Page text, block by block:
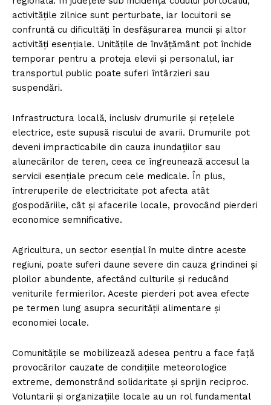
activitățile zilnice sunt perturbate, iar locuitorii se
confruntă cu dificultăți în desfășurarea muncii și altor
activități esențiale. Unitățile de învățământ pot închide
temporar pentru a proteja elevii și personalul, iar
transportul public poate suferi întârzieri sau
suspendări.
Infrastructura locală, inclusiv drumurile și rețelele
electrice, este supusă riscului de avarii. Drumurile pot
deveni impracticabile din cauza inundațiilor sau
alunecărilor de teren, ceea ce îngreunează accesul la
servicii esențiale precum cele medicale. În plus,
întreruperile de electricitate pot afecta atât
gospodăriile, cât și afacerile locale, provocând pierderi
economice semnificative.
Agricultura, un sector esențial în multe dintre aceste
regiuni, poate suferi daune severe din cauza grindinei și
ploilor abundente, afectând culturile și reducând
veniturile fermierilor. Aceste pierderi pot avea efecte
pe termen lung asupra securității alimentare și
economiei locale.
Comunitățile se mobilizează adesea pentru a face față
provocărilor cauzate de condițiile meteorologice
extreme, demonstrând solidaritate și sprijin reciproc.
Voluntarii și organizațiile locale au un rol fundamental